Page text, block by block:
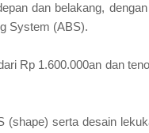
dan belakang,
System (ABS).
Rp 1.600.000an dan
(shape) serta desain